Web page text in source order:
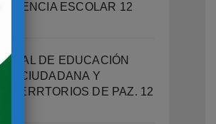
ESCOLAR 12
DE EDUCACIÓN
CIUDADANA Y
TERRTORIOS DE PAZ. 12